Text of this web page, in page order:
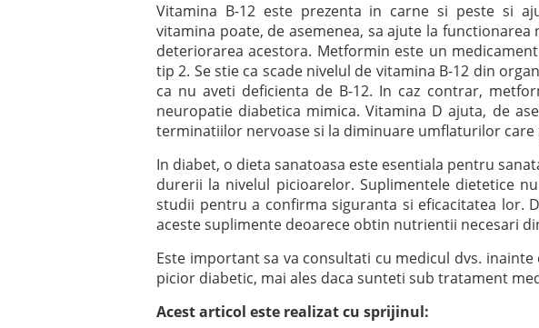
Vitamina B-12 este prezenta in carne si peste si
vitamina poate, de asemenea, sa ajute la
deteriorarea acestora. Metformin este un
tip 2. Se stie ca scade nivelul de vitamina B-12 din
ca nu aveti deficienta de B-12. In caz contrar,
neuropatie diabetica mimica. Vitamina D ajuta, de
terminatiilor nervoase si la diminuare umflaturilor care
In diabet, o dieta sanatoasa este esentiala pentru
durerii la nivelul picioarelor. Suplimentele dietetice
studii pentru a confirma siguranta si eficacitatea lor.
aceste suplimente deoarece obtin nutrientii necesari
Este important sa va consultati cu medicul dvs.
picior diabetic, mai ales daca sunteti sub tratament
Acest articol este realizat cu sprijinul: